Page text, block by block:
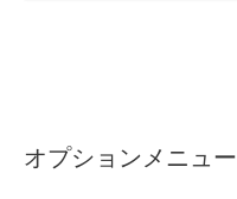
オプションメニュー